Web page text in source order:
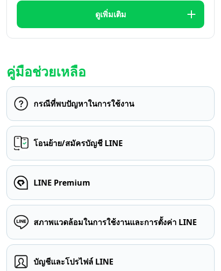
ดูเพิ่มเติม
คู่มือช่วยเหลือ
กรณีที่พบปัญหาในการใช้งาน
โอนย้าย/สมัครบัญชี LINE
LINE Premium
สภาพแวดล้อมในการใช้งานและการตั้งค่า LINE
บัญชีและโปรไฟล์ LINE